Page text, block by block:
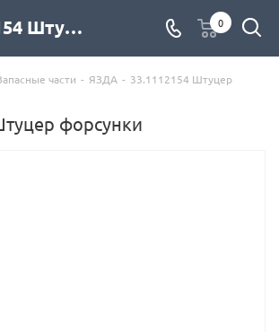
33.1112154 Штуцер форсунки для дизельных двигателей купить со склада с доставкой по цене официального дилера - компания Дизель Экспорт 0
части - ЯЗДА - 33.1112154 Штуцер
форсунки